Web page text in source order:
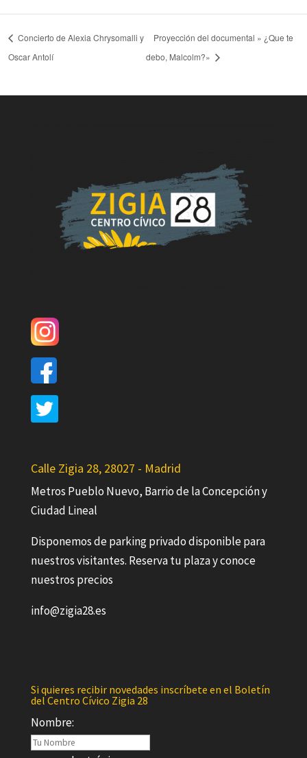
Concierto de Alexia Chrysomalli y
Oscar Antolí
Proyección del documental » ¿Que te
debo, Malcolm?»
Calle Zigia 28, 28027 - Madrid
Metros Pueblo Nuevo, Barrio de la Concepción y
Ciudad Lineal
Disponemos de parking privado disponible para
nuestros visitantes. Reserva tu plaza y conoce
nuestros precios
info@zigia28.es
Si quieres recibir novedades inscríbete en el Boletín
del Centro Cívico Zigia 28
Nombre: